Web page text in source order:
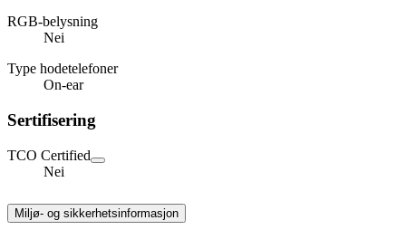
RGB-belysning
Nei
Type hodetelefoner
On-ear
Sertifisering
TCO Certified
Nei
Miljø- og sikkerhetsinformasjon